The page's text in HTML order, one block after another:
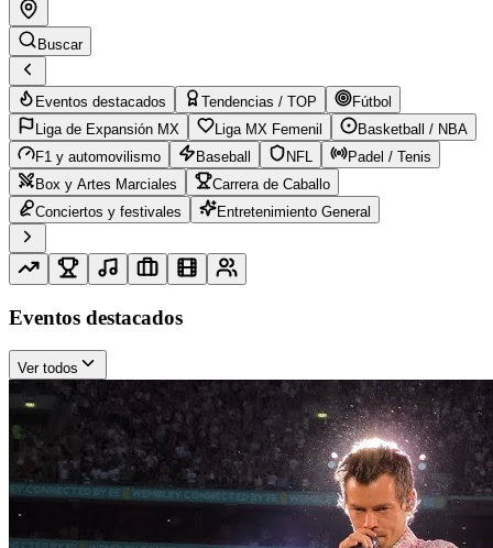
Buscar
Eventos destacados Tendencias / TOP
Fútbol
Liga de Expansión MX
Liga MX Femenil
Basketball / NBA
F1 y automovilismo
Baseball NFL
Padel / Tenis
Box y Artes Marciales
Carrera de Caballo
Conciertos y festivales
Entretenimiento General
Eventos destacados
Ver todos